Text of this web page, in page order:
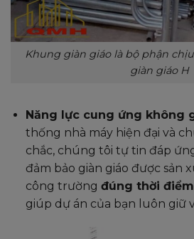
Khung giàn giáo là bộ phận
giàn giáo H
Năng lực cung ứng không
thống nhà máy hiện đại và
chắc, chúng tôi tự tin đáp
đảm bảo giàn giáo được sản
công trường đúng thời
giúp dự án của bạn luôn giữ